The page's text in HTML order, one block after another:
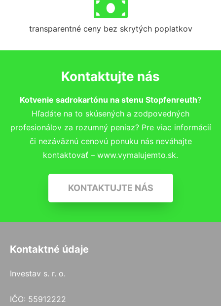
transparentné ceny bez skrytých poplatkov
Kontaktujte nás
Kotvenie sadrokartónu na stenu Stopfenreuth?
Hľadáte na to skúsených a zodpovedných
profesionálov za rozumný peniaz? Pre viac informácií
či nezáväznú cenovú ponuku nás neváhajte
kontaktovať – www.vymalujemto.sk.
KONTAKTUJTE NÁS
Kontaktné údaje
Investav s. r. o.
IČO: 55912222